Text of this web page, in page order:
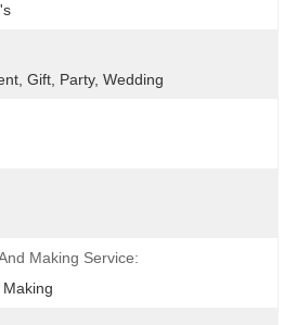
Gift, Party, Wedding
Making Service: